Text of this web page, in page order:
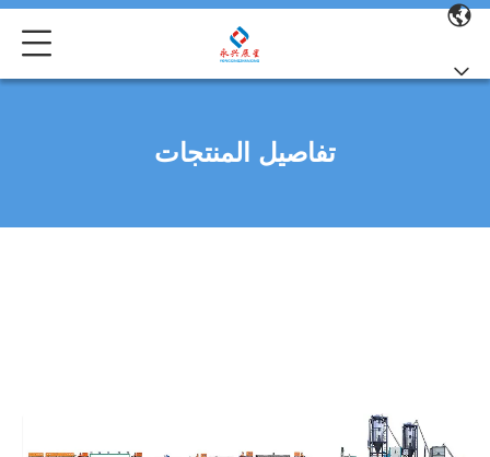
تفاصيل المنتجات